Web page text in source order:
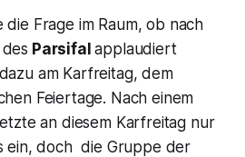
Frage im Raum, ob nach
Parsifal applaudiert
am Karfreitag, dem
Feiertage. Nach einem
an diesem Karfreitag nur
ein, doch die Gruppe der